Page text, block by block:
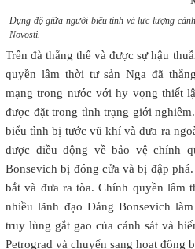
Đụng độ giữa người biểu tình và lực lượng
Novosti.
Trên đà thắng thế và được sự hậu
quyền lâm thời tư sản Nga đã
mạng trong nước với hy vọng thiết
được đặt trong tình trạng giới
biểu tình bị tước vũ khí và đưa ra
được điều động về bảo vệ chính
Bonsevich bị đóng cửa và bị đập
bắt và đưa ra tòa. Chính quyền lâm
nhiều lãnh đạo Đảng Bonsevich
truy lùng gắt gao của cảnh sát và
Petrograd và chuyển sang hoạt động